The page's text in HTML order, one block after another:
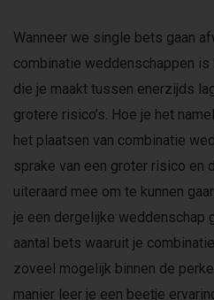
Wanneer we single bets gaan
combinatie weddenschappen
die je maakt tussen enerzijds
grotere risico’s. Hoe je het
het plaatsen van combinatie
sprake van een groter risico en
uiteraard mee om te kunnen
je een dergelijke weddenschap
aantal bets waaruit je
zoveel mogelijk binnen de
manier leer je een beetje